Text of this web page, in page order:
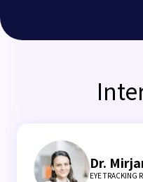
Dr.
EYE TRACKING